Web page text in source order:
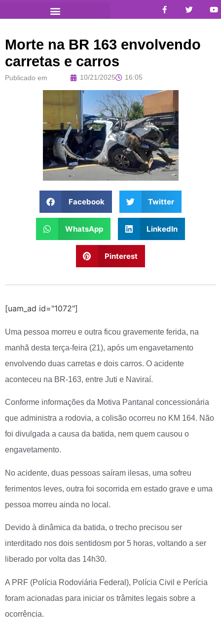
Morte na BR 163 envolvendo
carretas e carros
Publicado em 10/21/2025 16:05
Facebook Twitter
WhatsApp LinkedIn
Pinterest
[uam_ad id="1072"]
Uma pessoa morreu e outra ficou gravemente ferida, na
manhã desta terça-feira (21), após um engavetamento
envolvendo duas carretas e dois carros. O acidente
aconteceu na BR-163, entre Juti e Naviraí.
Conforme informações da Motiva Pantanal concessionária
que administra a rodovia, a colisão ocorreu no KM 164. Não
foi divulgada a causa da batida, nem quem causou o
engavetamento.
No acidente, duas pessoas saíram ilesas, uma sofreu
ferimentos leves, outra foi socorrida em estado grave e uma
pessoa morreu ainda no local.
Devido à dinâmica da batida, o trecho precisou ser
interditado nos dois sentidosm por 5 horas, voltando a ser
liberado por volta das 14h30.
A PRF (Polícia Rodoviária Federal), Polícia Civil e Perícia
foram acionadas para iniciar os trâmites legais sobre a
ocorrência.